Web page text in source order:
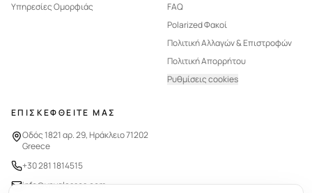
Υπηρεσίες Ομορφιάς
FAQ
Polarized Φακοί
Πολιτική Αλλαγών & Επιστροφών
Πολιτική Απορρήτου
Ρυθμίσεις cookies
ΕΠΙΣΚΕΦΘΕΙΤΕ ΜΑΣ
Οδός 1821 αρ. 29, Ηράκλειο 71202
Greece
+30 281 1814515
info@vnyglasses.com